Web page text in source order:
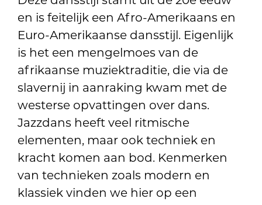
en is feitelijk een Afro-Amerikaans en
Euro-Amerikaanse dansstijl. Eigenlijk
is het een mengelmoes van de
afrikaanse muziektraditie, die via de
slavernij in aanraking kwam met de
westerse opvattingen over dans.
Jazzdans heeft veel ritmische
elementen, maar ook techniek en
kracht komen aan bod. Kenmerken
van technieken zoals modern en
klassiek vinden we hier op een